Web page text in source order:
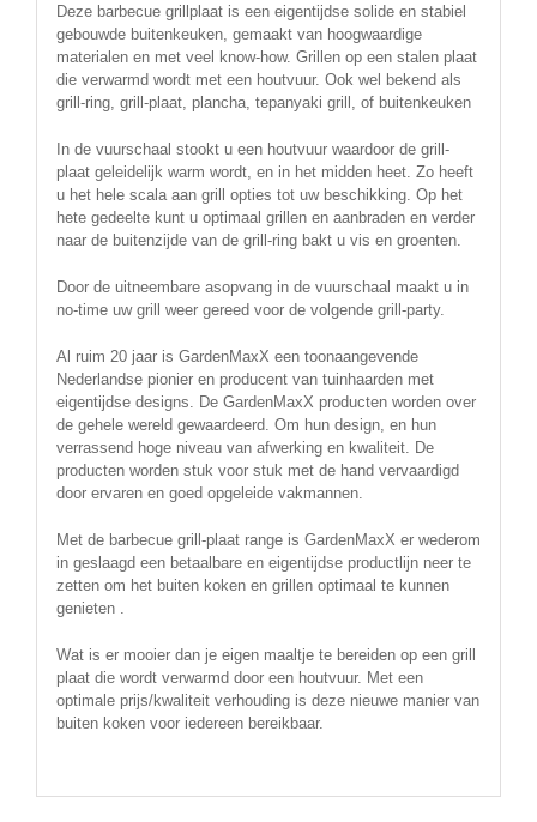
Deze barbecue grillplaat is een eigentijdse solide en stabiel
gebouwde buitenkeuken, gemaakt van hoogwaardige
materialen en met veel know-how. Grillen op een stalen plaat
die verwarmd wordt met een houtvuur. Ook wel bekend als
grill-ring, grill-plaat, plancha, tepanyaki grill, of buitenkeuken
In de vuurschaal stookt u een houtvuur waardoor de grill-
plaat geleidelijk warm wordt, en in het midden heet. Zo heeft
u het hele scala aan grill opties tot uw beschikking. Op het
hete gedeelte kunt u optimaal grillen en aanbraden en verder
naar de buitenzijde van de grill-ring bakt u vis en groenten.
Door de uitneembare asopvang in de vuurschaal maakt u in
no-time uw grill weer gereed voor de volgende grill-party.
Al ruim 20 jaar is GardenMaxX een toonaangevende
Nederlandse pionier en producent van tuinhaarden met
eigentijdse designs. De GardenMaxX producten worden over
de gehele wereld gewaardeerd. Om hun design, en hun
verrassend hoge niveau van afwerking en kwaliteit. De
producten worden stuk voor stuk met de hand vervaardigd
door ervaren en goed opgeleide vakmannen.
Met de barbecue grill-plaat range is GardenMaxX er wederom
in geslaagd een betaalbare en eigentijdse productlijn neer te
zetten om het buiten koken en grillen optimaal te kunnen
genieten .
Wat is er mooier dan je eigen maaltje te bereiden op een grill
plaat die wordt verwarmd door een houtvuur. Met een
optimale prijs/kwaliteit verhouding is deze nieuwe manier van
buiten koken voor iedereen bereikbaar.